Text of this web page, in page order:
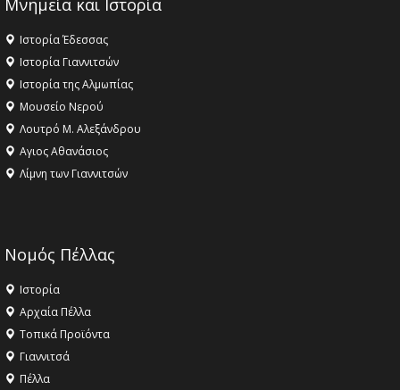
Μνημεία και Ιστορία
Ιστορία Έδεσσας
Ιστορία Γιαννιτσών
Ιστορία της Αλμωπίας
Μουσείο Νερού
Λουτρό Μ. Αλεξάνδρου
Αγιος Αθανάσιος
Λίμνη των Γιαννιτσών
Νομός Πέλλας
Ιστορία
Αρχαία Πέλλα
Τοπικά Προϊόντα
Γιαννιτσά
Πέλλα